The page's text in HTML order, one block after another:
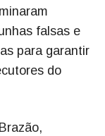
falsas e
para garantir
do